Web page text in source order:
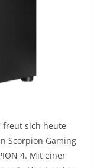
freut sich heute
Scorpion Gaming
4. Mit einer